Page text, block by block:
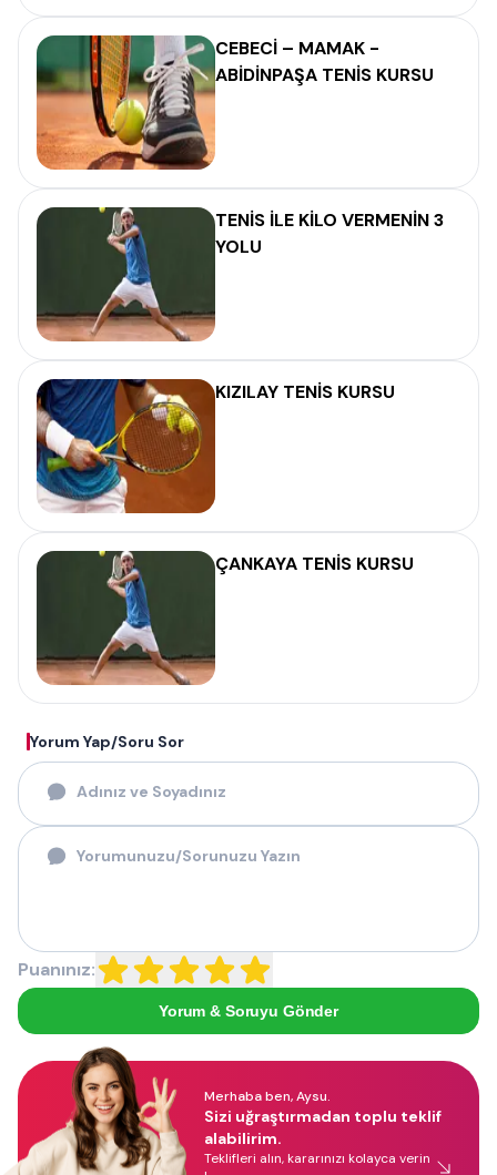
CEBECİ – MAMAK -
ABİDİNPAŞA TENİS KURSU
TENİS İLE KİLO VERMENİN 3
YOLU
KIZILAY TENİS KURSU
ÇANKAYA TENİS KURSU
Yorum Yap/Soru Sor
Puanınız:
Yorum & Soruyu Gönder
Merhaba ben, Aysu.
Sizi uğraştırmadan toplu teklif
alabilirim.
Teklifleri alın, kararınızı kolayca verin